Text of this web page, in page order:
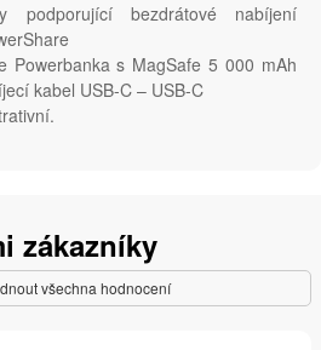
podporující bezdrátové nabíjení
Powerbanka s MagSafe 5 000 mAh
kabel USB-C – USB-C
zákazníky
všechna hodnocení